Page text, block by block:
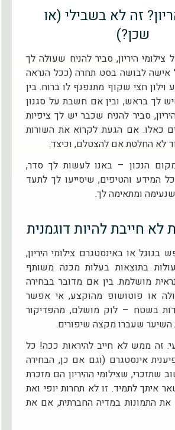
זה לא בשבילי (או
שכן?)
היריון, סביר להניח שעולה לך
לבושה בסט תחרה (ככל הנראה
וילון חצי שקוף מתנפנף לו ברוח. בין
לך בראש, ובין אם חשבת על סגנון
סביר להניח שכבר יש לך ציפיות
כאלו. אם הגעת לקרוא את השורות
לא החלטת אם להצטלם, וכיצד.
הנכון – באנו לעשות לך סדר,
המידע והטיפים, שיסייעו לך לתעד
ומתאימה לך.
או באינסטגרם צילומי היריון,
בתוצאות בעלות מכנה משותף
מושלמת. בין אם מדובר בבחירה
או פוטושופ מהוקצע, אי אפשר
בשטח – לוק מושלם, מהפדיקור
השיער שעברו מקצה שיפורים.
זה ממש לא חייב להיראות ככה! כל
אינסטגרם (וגם אם כן, הבחירה
שתזכרי, שצילומי ההיריון הם מזכרת
איתך לתמיד. זו לא תחרות יופי ואת
את התמונות במדיה החברתית, אם את